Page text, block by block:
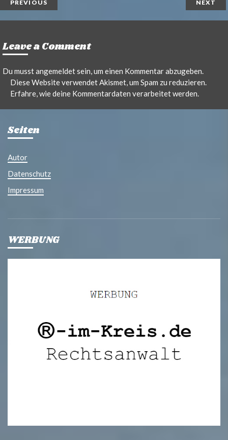
PREVIOUS NEXT
Leave a Comment
Du musstangemeldetsein, um einen Kommentar abzugeben.
Diese Website verwendet Akismet, um Spam zu reduzieren.
Erfahre, wie deine Kommentardaten verarbeitet werden.
Seiten
Autor
Datenschutz
Impressum
WERBUNG